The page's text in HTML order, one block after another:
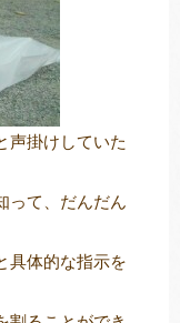
声掛けしていた
って、だんだん
具体的な指示を